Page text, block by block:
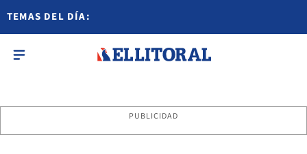
TEMAS DEL DÍA:
PUBLICIDAD